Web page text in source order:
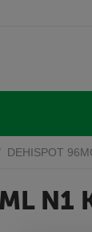
DEHISPOT
N1